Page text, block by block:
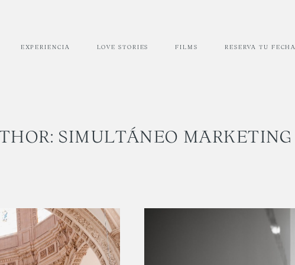
EXPERIENCIA LOVE STORIES FILMS RESERVA TU FECHA
SIMULTÁNEO MARKETING